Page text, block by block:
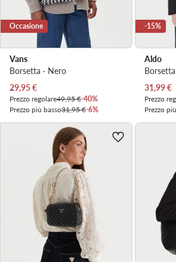
Occasione
Vans
Borsetta · Nero
Prezzo attuale
29,95€
Prezzo regolare49,95 €-40%
Prezzo più basso31,95 €-6%
-15%
Aldo
Prezzo
31,99€
Prezzo
Prezzo